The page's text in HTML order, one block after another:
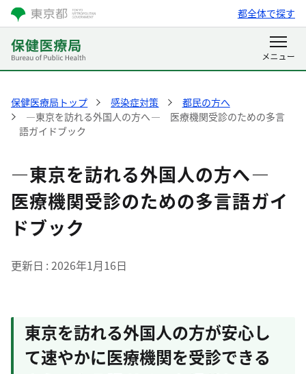
都全体で探す
保健医療局トップ 感染症対策
都民の方へ
―東京を訪れる外国人の方へ― 医療機関受診のための多言
語ガイドブック
―東京を訪れる外国人の方へ―
医療機関受診のための多言語ガイ
ドブック
更新日 2026年1月16日
東京を訪れる外国人の方が安心し
て速やかに医療機関を受診できる